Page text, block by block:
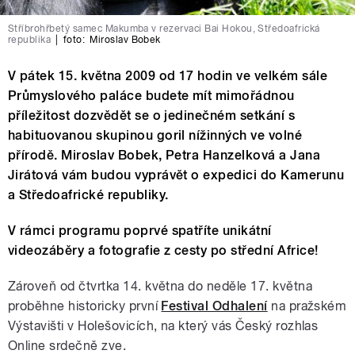
Stříbrohřbetý samec Makumba v rezervaci Bai Hokou, Středoafrická
republika
foto: Miroslav Bobek
V pátek 15. května 2009 od 17 hodin ve velkém sále
Průmyslového paláce budete mít mimořádnou
příležitost dozvědět se o jedinečném setkání s
habituovanou skupinou goril nížinných ve volné
přírodě. Miroslav Bobek, Petra Hanzelková a Jana
Jirátová vám budou vyprávět o expedici do Kamerunu
a Středoafrické republiky.
V rámci programu poprvé spatříte unikátní
videozáběry a fotografie z cesty po střední Africe!
Zároveň od čtvrtka 14. května do neděle 17. května
proběhne historicky první Festival Odhalenína pražském
Výstavišti v Holešovicích, na který vás Český rozhlas
Online srdečně zve.